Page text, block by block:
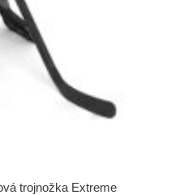
trojnožka Extreme